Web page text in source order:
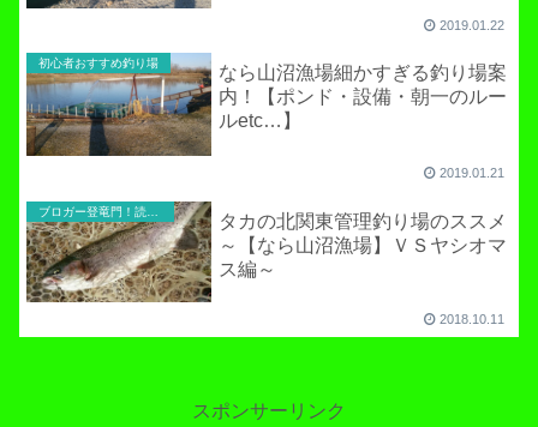
2019.01.22
初心者おすすめ釣り場
なら山沼漁場細かすぎる釣り場案
内！【ポンド・設備・朝一のルー
ルetc…】
2019.01.21
タカの北関東管理釣り場のススメ
～【なら山沼漁場】ＶＳヤシオマ
ス編～
2018.10.11
スポンサーリンク